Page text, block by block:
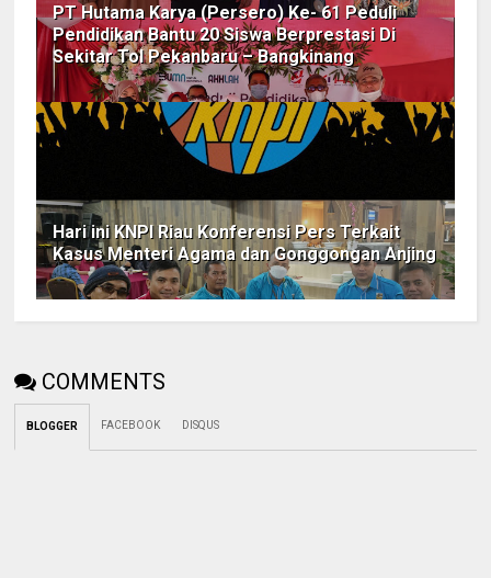
PT Hutama Karya (Persero) Ke- 61 Peduli
Pendidikan Bantu 20 Siswa Berprestasi Di
Sekitar Tol Pekanbaru – Bangkinang
Hari ini KNPI Riau Konferensi Pers Terkait
Kasus Menteri Agama dan Gonggongan Anjing
COMMENTS
BLOGGER FACEBOOK DISQUS